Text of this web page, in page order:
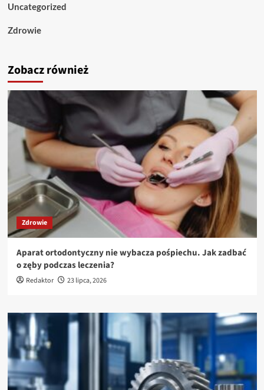
Uncategorized
Zdrowie
Zobacz również
Zdrowie
Aparat ortodontyczny nie wybacza pośpiechu. Jak zadbać
o zęby podczas leczenia?
Redaktor 23 lipca, 2026